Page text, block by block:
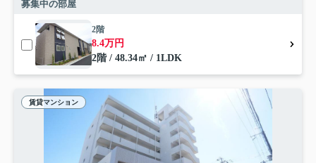
募集中の部屋
2階
8.4万円
2階 / 48.34㎡ / 1LDK
賃貸マンション